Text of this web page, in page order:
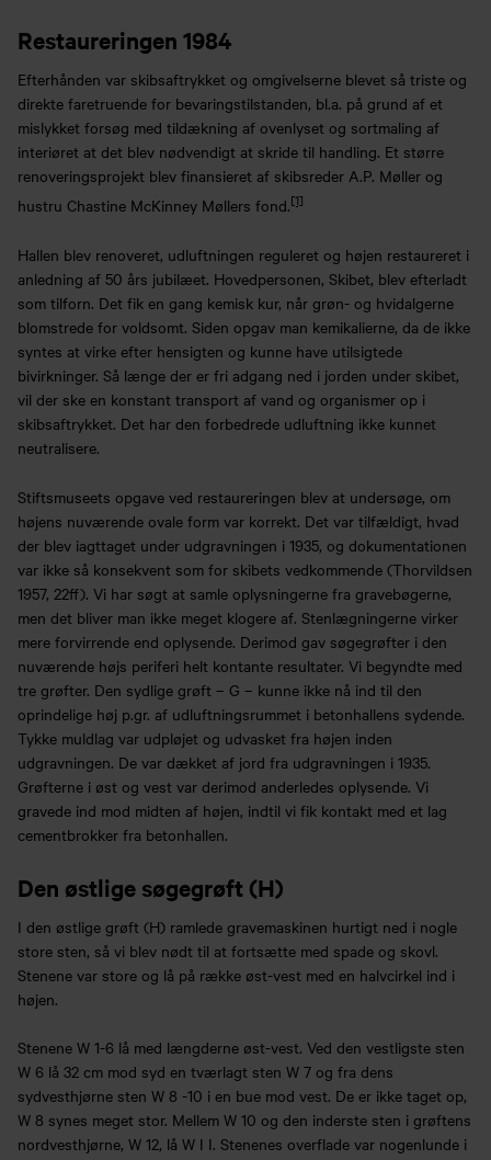
Restaureringen 1984
Efterhånden var skibsaftrykket og omgivelserne blevet så triste og
direkte faretruende for bevaringstilstanden, bl.a. på grund af et
mislykket forsøg med tildækning af ovenlyset og sortmaling af
interiøret at det blev nødvendigt at skride til handling. Et større
renoveringsprojekt blev finansieret af skibsreder A.P. Møller og
hustru Chastine McKinney Møllers fond.[1]
Hallen blev renoveret, udluftningen reguleret og højen restaureret i
anledning af 50 års jubilæet. Hovedpersonen, Skibet, blev efterladt
som tilforn. Det fik en gang kemisk kur, når grøn- og hvidalgerne
blomstrede for voldsomt. Siden opgav man kemikalierne, da de ikke
syntes at virke efter hensigten og kunne have utilsigtede
bivirkninger. Så længe der er fri adgang ned i jorden under skibet,
vil der ske en konstant transport af vand og organismer op i
skibsaftrykket. Det har den forbedrede udluftning ikke kunnet
neutralisere.
Stiftsmuseets opgave ved restaureringen blev at undersøge, om
højens nuværende ovale form var korrekt. Det var tilfældigt, hvad
der blev iagttaget under udgravningen i 1935, og dokumentationen
var ikke så konsekvent som for skibets vedkommende (Thorvildsen
1957, 22ff). Vi har søgt at samle oplysningerne fra gravebøgerne,
men det bliver man ikke meget klogere af. Stenlægningerne virker
mere forvirrende end oplysende. Derimod gav søgegrøfter i den
nuværende højs periferi helt kontante resultater. Vi begyndte med
tre grøfter. Den sydlige grøft – G – kunne ikke nå ind til den
oprindelige høj p.gr. af udluftningsrummet i betonhallens sydende.
Tykke muldlag var udpløjet og udvasket fra højen inden
udgravningen. De var dækket af jord fra udgravningen i 1935.
Grøfterne i øst og vest var derimod anderledes oplysende. Vi
gravede ind mod midten af højen, indtil vi fik kontakt med et lag
cementbrokker fra betonhallen.
Den østlige søgegrøft (H)
I den østlige grøft (H) ramlede gravemaskinen hurtigt ned i nogle
store sten, så vi blev nødt til at fortsætte med spade og skovl.
Stenene var store og lå på række øst-vest med en halvcirkel ind i
højen.
Stenene W 1-6 lå med længderne øst-vest. Ved den vestligste sten
W 6 lå 32 cm mod syd en tværlagt sten W 7 og fra dens
sydvesthjørne sten W 8 -10 i en bue mod vest. De er ikke taget op,
W 8 synes meget stor. Mellem W 10 og den inderste sten i grøftens
nordvesthjørne, W 12, lå W I I. Stenenes overflade var nogenlunde i